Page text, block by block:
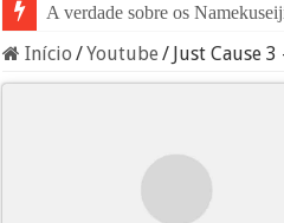
A verdade sobre os
Início /Youtube / Just Cause